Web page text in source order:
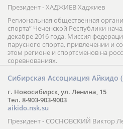
Президент - ХАДЖИЕВ Хаджиев
Региональная общественная
спорта” Чеченской Республики
декабре 2016 года. Миссия
парусного спорта, привлечении и
этом регионе и спортсменов на
соревнованиях.
Сибирская Ассоциация Айкидо
г. Новосибирск, ул. Ленина, 15
Тел. 8-903-903-9003
aikido.nsk.su
Президент - СОСНОВСКИЙ Виктор